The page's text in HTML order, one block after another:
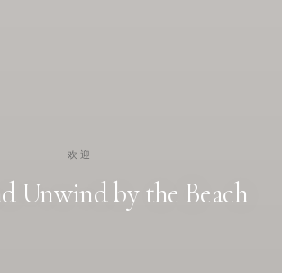
欢迎
Unwind by the Beach